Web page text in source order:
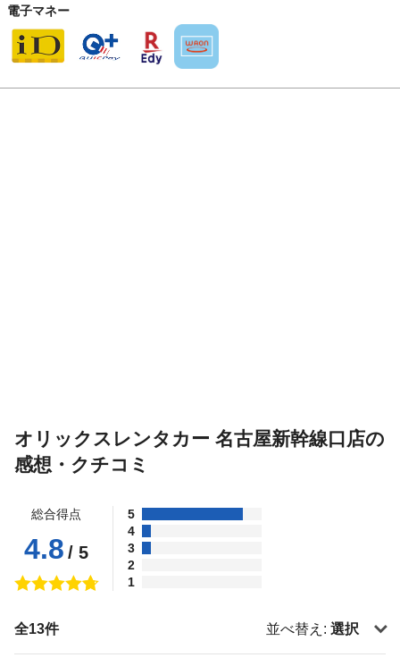
電子マネー
オリックスレンタカー 名古屋新幹線口店の
感想・クチコミ
総合得点
4.8 / 5
5
4
3
2
1
全13件 並べ替え: 選択